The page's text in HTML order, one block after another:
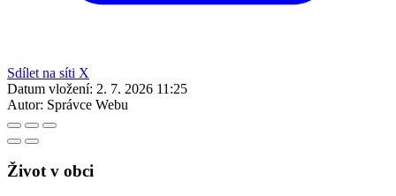
Sdílet na síti X
Datum vložení: 2. 7. 2026 11:25
Autor: Správce Webu
Život v obci